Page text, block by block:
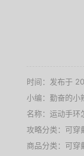
时间：发布于
小编：勤奋的小
名称： 运动手环
攻略分类： 可穿
商品分类： 可穿